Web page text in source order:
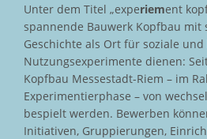
Unter dem Titel „experiement
spannende Bauwerk Kopfbau mit
Geschichte als Ort für soziale
Nutzungsexperimente dienen:
Kopfbau Messestadt-Riem – im
Experimentierphase – von
bespielt werden. Bewerben
Initiativen, Gruppierungen,